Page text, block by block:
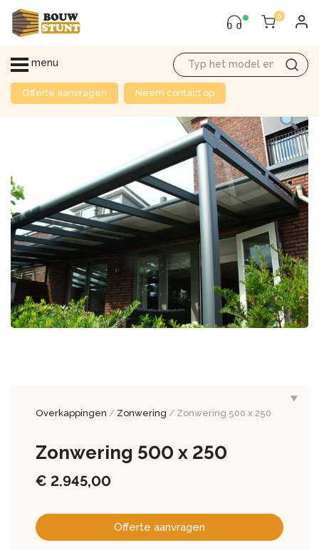
0
menu
Offerte aanvragen Neem contact op
Overkappingen / Zonwering / Zonwering 500 x 250
Zonwering 500 x 250
€ 2.945,00
Offerte aanvragen